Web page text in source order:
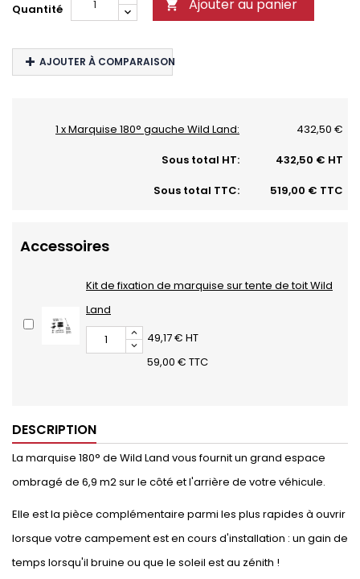
Quantité  Ajouter au panier
AJOUTER À COMPARAISON
1 x Marquise 180° gauche Wild Land:
432,50 €
Sous total HT:
432,50 € HT
Sous total TTC:
519,00 € TTC
Accessoires
Kit de fixation de marquise sur tente de toit Wild
Land
49,17 € HT
59,00 € TTC
DESCRIPTION
La marquise 180° de Wild Land vous fournit un grand espace
ombragé de 6,9 m2 sur le côté et l'arrière de votre véhicule.
Elle est la pièce complémentaire parmi les plus rapides à ouvrir
lorsque votre campement est en cours d'installation : un gain de
temps lorsqu'il bruine ou que le soleil est au zénith !